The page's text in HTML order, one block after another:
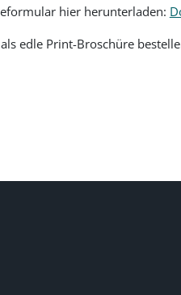
hier herunterladen:
als edle Print-Broschüre